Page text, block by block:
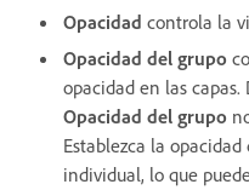
Opacidad controla la
Opacidad del grupo
opacidad en las
Opacidad del grupo
Establezca la
individual, lo que